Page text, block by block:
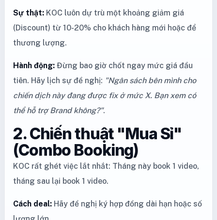
Sự thật: KOC luôn dự trù một khoảng giảm giá
(Discount) từ 10-20% cho khách hàng mới hoặc để
thương lượng.
Hành động: Đừng bao giờ chốt ngay mức giá đầu
tiên. Hãy lịch sự đề nghị: "Ngân sách bên mình cho
chiến dịch này đang được fix ở mức X. Bạn xem có
thể hỗ trợ Brand không?".
2. Chiến thuật "Mua Sỉ"
(Combo Booking)
KOC rất ghét việc lắt nhắt: Tháng này book 1 video,
tháng sau lại book 1 video.
Cách deal: Hãy đề nghị ký hợp đồng dài hạn hoặc số